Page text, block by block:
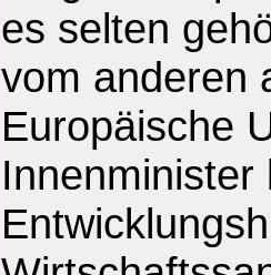
es selten
vom anderen
Europäische